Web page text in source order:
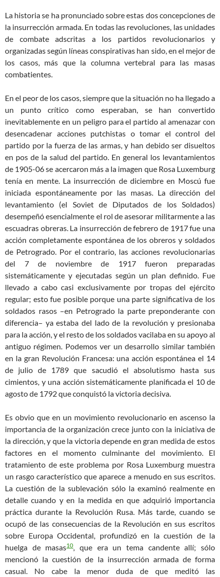
La historia se ha pronunciado sobre estas dos concepciones de
la insurrección armada. En todas las revoluciones, las unidades
de combate adscritas a los partidos revolucionarios y
organizadas según líneas conspirativas han sido, en el mejor de
los casos, más que la columna vertebral para las masas
combatientes.
En el peor de los casos, siempre que la situación no ha llegado a
un punto crítico como esperaban, se han convertido
inevitablemente en un peligro para el partido al amenazar con
desencadenar acciones putchistas o tomar el control del
partido por la fuerza de las armas, y han debido ser disueltos
en pos de la salud del partido. En general los levantamientos
de 1905-06 se acercaron más a la imagen que Rosa Luxemburg
tenía en mente. La insurrección de diciembre en Moscú fue
iniciada espontáneamente por las masas. La dirección del
levantamiento (el Soviet de Diputados de los Soldados)
desempeñó esencialmente el rol de asesorar militarmente a las
escuadras obreras. La insurrección de febrero de 1917 fue una
acción completamente espontánea de los obreros y soldados
de Petrogrado. Por el contrario, las acciones revolucionarias
del 7 de noviembre de 1917 fueron preparadas
sistemáticamente y ejecutadas según un plan definido. Fue
llevado a cabo casi exclusivamente por tropas del ejército
regular; esto fue posible porque una parte significativa de los
soldados rasos –en Petrogrado la parte preponderante con
diferencia– ya estaba del lado de la revolución y presionaba
para la acción, y el resto de los soldados vacilaba en su apoyo al
antiguo régimen. Podemos ver un desarrollo similar también
en la gran Revolución Francesa: una acción espontánea el 14
de julio de 1789 que sacudió el absolutismo hasta sus
cimientos, y una acción sistemáticamente planificada el 10 de
agosto de 1792 que conquistó la victoria decisiva.
Es obvio que en un movimiento revolucionario en ascenso la
importancia de la organización crece junto con la iniciativa de
la dirección, y que la victoria depende en gran medida de estos
factores en el momento culminante del movimiento. El
tratamiento de este problema por Rosa Luxemburg muestra
un rasgo característico que aparece a menudo en sus escritos.
La cuestión de la sublevación sólo la examinó realmente en
detalle cuando y en la medida en que adquirió importancia
práctica durante la Revolución Rusa. Más tarde, cuando se
ocupó de las consecuencias de la Revolución en sus escritos
sobre Europa Occidental, profundizó en la cuestión de la
huelga de masas10, que era un tema candente allí; sólo
mencionó la cuestión de la insurrección armada de forma
casual. No cabe la menor duda de que meditó las